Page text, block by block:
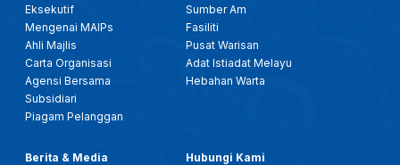
Eksekutif
Mengenai MAIPs
Ahli Majlis
Carta Organisasi
Agensi Bersama
Subsidiari
Piagam Pelanggan
Sumber Am
Fasiliti
Pusat Warisan
Adat Istiadat Melayu
Hebahan Warta
Berita & Media
Hubungi Kami